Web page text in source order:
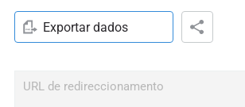
Exportar dados
URL de redireccionamento